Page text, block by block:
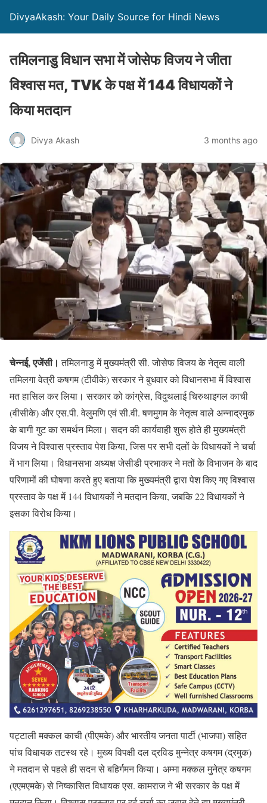
DivyaAkash: Your Daily Source for Hindi News
तमिलनाडु विधान सभा में जोसेफ विजय ने जीता
विश्वास मत, TVK के पक्ष में 144 विधायकों ने
किया मतदान
Divya Akash 3 months ago
चेन्नई, एजेंसी। तमिलनाडु में मुख्यमंत्री सी. जोसेफ विजय के नेतृत्व वाली
तमिलगा वेत्री कषगम (टीवीके) सरकार ने बुधवार को विधानसभा में विश्वास
मत हासिल कर लिया। सरकार को कांग्रेस, विदुथलाई चिरुथाइगल काची
(वीसीके) और एस.पी. वेलुमणि एवं सी.वी. षणमुगम के नेतृत्व वाले अन्नाद्रमुक
के बागी गुट का समर्थन मिला। सदन की कार्यवाही शुरू होते ही मुख्यमंत्री
विजय ने विश्वास प्रस्ताव पेश किया, जिस पर सभी दलों के विधायकों ने चर्चा
में भाग लिया। विधानसभा अध्यक्ष जेसीडी प्रभाकर ने मतों के विभाजन के बाद
परिणामों की घोषणा करते हुए बताया कि मुख्यमंत्री द्वारा पेश किए गए विश्वास
प्रस्ताव के पक्ष में 144 विधायकों ने मतदान किया, जबकि 22 विधायकों ने
इसका विरोध किया।
पट्टाली मक्कल काची (पीएमके) और भारतीय जनता पार्टी (भाजपा) सहित
पांच विधायक तटस्थ रहे। मुख्य विपक्षी दल द्रविड मुन्नेत्र कषगम (द्रमुक)
ने मतदान से पहले ही सदन से बहिर्गमन किया। अम्मा मक्कल मुनेत्र कषगम
(एएमएमके) से निष्कासित विधायक एस. कामराज ने भी सरकार के पक्ष में